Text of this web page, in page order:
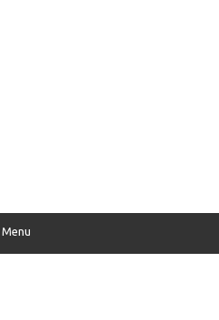
Menu